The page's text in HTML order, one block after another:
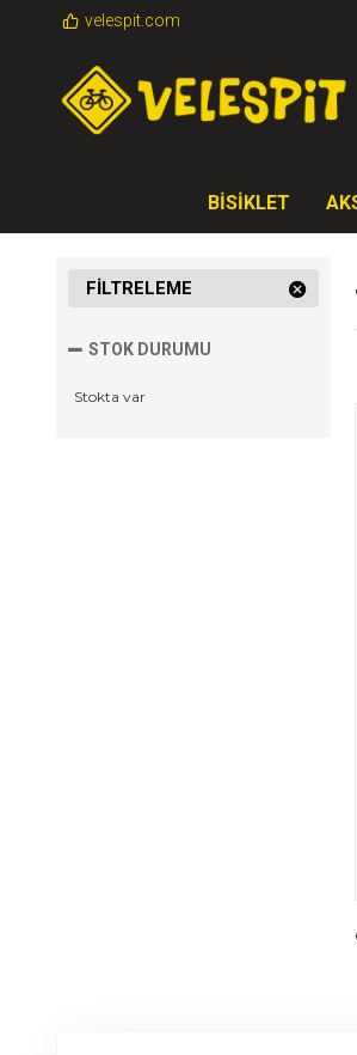
velespit.com
BİSİKLET
FILTRELEME
STOK DURUMU
Stokta var